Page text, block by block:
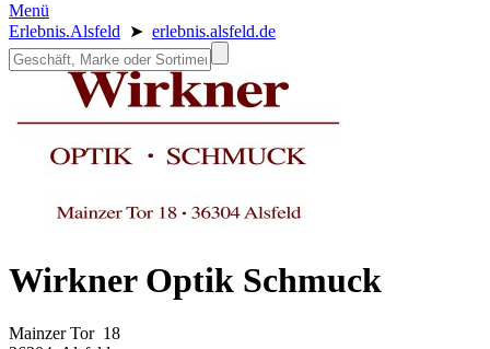
Menü
Erlebnis.Alsfeld ➤ erlebnis.alsfeld.de
Wirkner Optik Schmuck
Mainzer Tor 18